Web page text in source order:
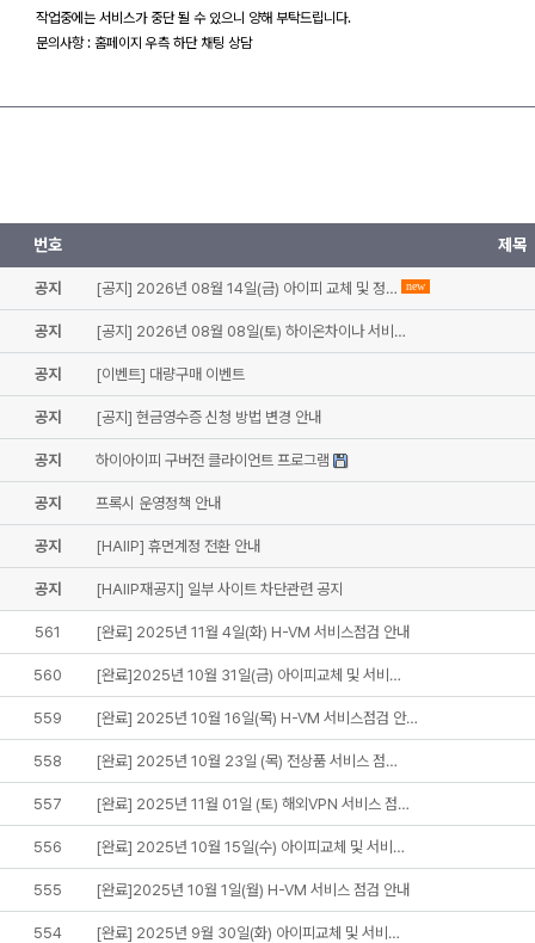
작업중에는 서비스가 중단 될 수 있으니 양해 부탁드립니다.
문의사항 : 홈페이지 우측 하단 채팅 상담
번호 제목
공지 [공지] 2026년 08월 14일(금) 아이피 교체 및 정… new
공지 [공지] 2026년 08월 08일(토) 하이온차이나 서비…
공지 [이벤트] 대량구매 이벤트
공지 [공지] 현금영수증 신청 방법 변경 안내
공지 하이아이피 구버전 클라이언트 프로그램
공지 프록시 운영정책 안내
공지 [HAIIP] 휴먼계정 전환 안내
공지 [HAIIP재공지] 일부 사이트 차단관련 공지
561 [완료] 2025년 11월 4일(화) H-VM 서비스점검 안내
560 [완료]2025년 10월 31일(금) 아이피교체 및 서비…
559 [완료] 2025년 10월 16일(목) H-VM 서비스점검 안…
558 [완료] 2025년 10월 23일 (목) 전상품 서비스 점…
557 [완료] 2025년 11월 01일 (토) 해외VPN 서비스 점…
556 [완료] 2025년 10월 15일(수) 아이피교체 및 서비…
555 [완료]2025년 10월 1일(월) H-VM 서비스 점검 안내
554 [완료] 2025년 9월 30일(화) 아이피교체 및 서비…